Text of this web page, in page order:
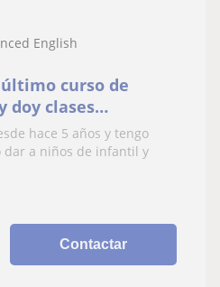
English
curso de
doy clases
y ayuda con los
hace 5 años y tengo
dar a niños de infantil y
Contactar